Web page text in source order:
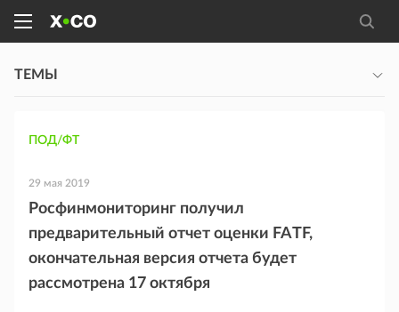
ТЕМЫ
ПОД/ФТ
29 мая 2019
Росфинмониторинг получил
предварительный отчет оценки FATF,
окончательная версия отчета будет
рассмотрена 17 октября